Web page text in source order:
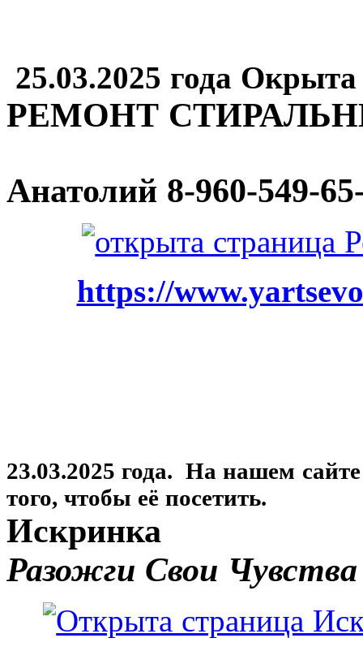
25.03.2025 года
РЕМОНТ
Анатолий 8-960-549-
https://
23.03.2025 года. На нашем
того, чтобы её посетить.
Искринка
Разожги Свои Чувства